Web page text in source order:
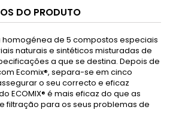
DO PRODUTO
homogénea de 5 compostos especiais
naturais e sintéticos misturadas de
a que se destina. Depois de
Ecomix®, separa-se em cinco
o seu correcto e eficaz
ECOMIX® é mais eficaz do que as
filtração para os seus problemas de